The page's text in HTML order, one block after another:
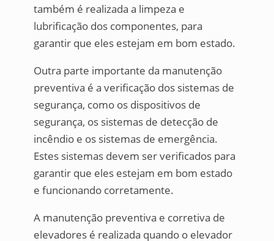
também é realizada a limpeza e
lubrificação dos componentes, para
garantir que eles estejam em bom estado.
Outra parte importante da manutenção
preventiva é a verificação dos sistemas de
segurança, como os dispositivos de
segurança, os sistemas de detecção de
incêndio e os sistemas de emergência.
Estes sistemas devem ser verificados para
garantir que eles estejam em bom estado
e funcionando corretamente.
A manutenção preventiva e corretiva de
elevadores é realizada quando o elevador